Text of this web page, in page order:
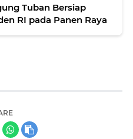
Tuban Bersiap
RI pada Panen Raya